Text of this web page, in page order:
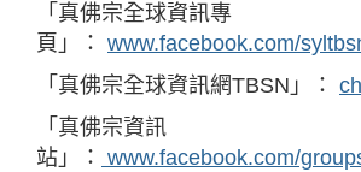
「真佛宗全球資訊專
頁」： www.facebook.com/
「真佛宗全球資訊網TBSN」：
「真佛宗資訊
站」： www.facebook.com/